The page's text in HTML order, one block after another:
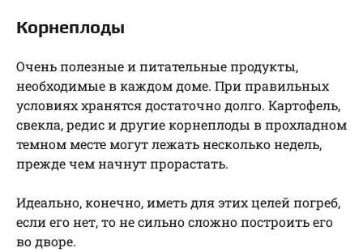
Корнеплоды
Очень полезные и питательные продукты,
необходимые в каждом доме. При правильных
условиях хранятся достаточно долго. Картофель,
свекла, редис и другие корнеплоды в прохладном
темном месте могут лежать несколько недель,
прежде чем начнут прорастать.
Идеально, конечно, иметь для этих целей погреб,
если его нет, то не сильно сложно построить его
во дворе.